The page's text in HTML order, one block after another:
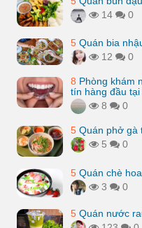
14
0
5 Quán bia
12
0
8 Phòng khám
tín hàng đầu tại
8
0
5 Quán phở gà
5
0
5 Quán chè
3
0
5 Quán nước